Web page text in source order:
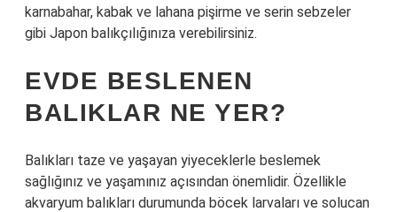
karnabahar, kabak ve lahana pişirme ve serin sebzeler
gibi Japon balıkçılığınıza verebilirsiniz.
EVDE BESLENEN
BALIKLAR NE YER?
Balıkları taze ve yaşayan yiyeceklerle beslemek
sağlığınız ve yaşamınız açısından önemlidir. Özellikle
akvaryum balıkları durumunda böcek larvaları ve solucan